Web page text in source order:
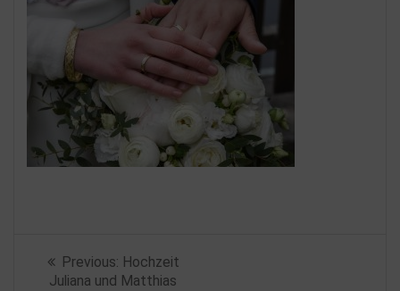
Beitragsnavigation
Previous: Previous
post:
Hochzeit
Juliana und Matthias